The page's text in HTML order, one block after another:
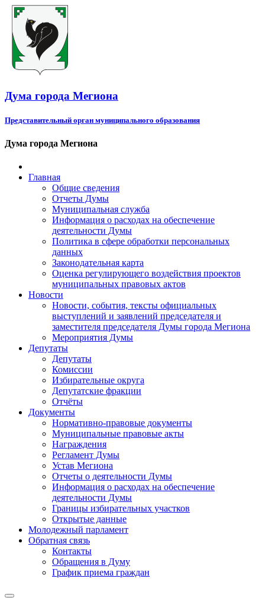
Дума города Мегиона
Представительный орган муниципального образования
Дума города Мегиона
Главная
Общие сведения
Отчеты Думы
Муниципальная служба
Информация о расходах на обеспечение
деятельности Думы
Политика в сфере обработки персональных
данных
Законодательная карта
Оценка регулирующего воздействия проектов
муниципальных правовых актов
Новости
Новости, события, тексты официальных
выступлений и заявлений председателя и
заместителя председателя Думы города Мегиона
Мероприятия Думы
Депутаты
Депутаты
Комиссии
Избирательные округа
Депутатские фракции
Отчёты
Документы
Нормативно-правовые документы
Муниципальные правовые акты
Награждения
Регламент Думы
Устав Мегиона
Отчеты о деятельности Думы
Информация о расходах на обеспечение
деятельности Думы
Границы избирательных участков
Открытые данные
Молодежный парламент
Обратная связь
Контакты
Обращения в Думу
График приема граждан